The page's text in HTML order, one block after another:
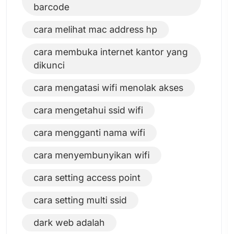
barcode
cara melihat mac address hp
cara membuka internet kantor yang
dikunci
cara mengatasi wifi menolak akses
cara mengetahui ssid wifi
cara mengganti nama wifi
cara menyembunyikan wifi
cara setting access point
cara setting multi ssid
dark web adalah